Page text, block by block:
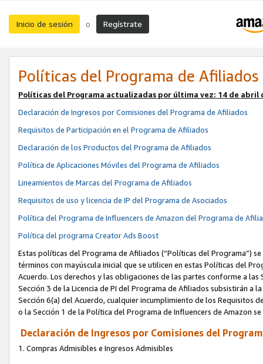
Inicio de sesión o Regístrate
Políticas del Programa de Afiliados
Políticas del Programa actualizadas por última vez: 14 de abril
Declaración de Ingresos por Comisiones del Programa de Afiliados
Requisitos de Participación en el Programa de Afiliados
Declaración de los Productos del Programa de Afiliados
Política de Aplicaciones Móviles del Programa de Afiliados
Lineamientos de Marcas del Programa de Afiliados
Requisitos de uso y licencia de IP del Programa de Asociados
Política del Programa de Influencers de Amazon del Programa de
Política del programa Creator Ads Boost
Estas políticas del Programa de Afiliados (“Políticas del Programa”)
términos con mayúscula inicial que se utilicen en estas Políticas del
Acuerdo. Los derechos y las obligaciones de las partes conforme a
Sección 3 de la Licencia de PI del Programa de Afiliados subsistirán
Sección 6(a) del Acuerdo, cualquier incumplimiento de los Requisitos
o la Sección 1 de la Política del Programa de Influencers de Amazon
Declaración de Ingresos por Comisiones del
1. Compras Admisibles e Ingresos Admisibles